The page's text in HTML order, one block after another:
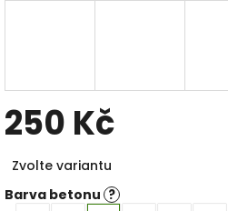
250 Kč
cena:
Zvolte variantu
Barva betonu ?